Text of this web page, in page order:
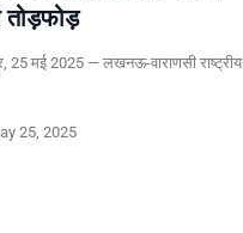
तोड़फोड़
25 मई 2025 — लखनऊ-वाराणसी राष्ट्रीय
25, 2025